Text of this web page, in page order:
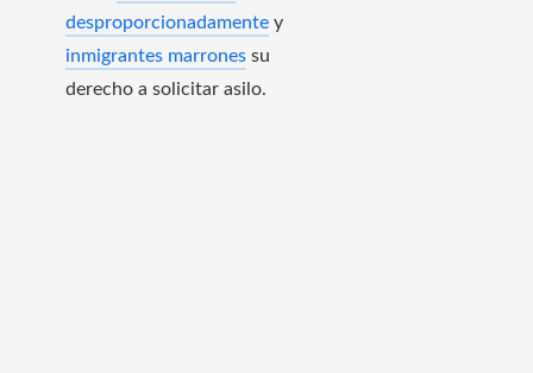
desproporcionadamente y
inmigrantes marrones su
derecho a solicitar asilo.